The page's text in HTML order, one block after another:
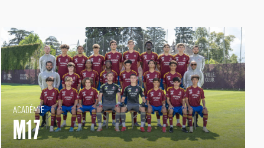
ACADÉMIE
M17